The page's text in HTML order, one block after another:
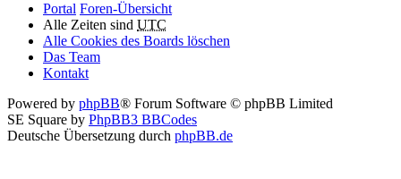
Portal Foren-Übersicht
Alle Zeiten sind UTC
Alle Cookies des Boards löschen
Das Team
Kontakt
Powered by phpBB® Forum Software © phpBB Limited
SE Square by PhpBB3 BBCodes
Deutsche Übersetzung durch phpBB.de